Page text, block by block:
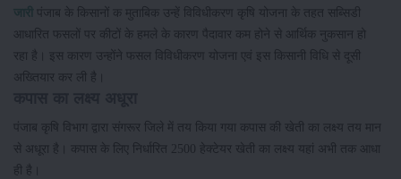
जारी
पंजाब के किसानों क मुताबिक उन्हें विविधीकरण कृषि योजना के तहत सब्सिडी
आधारित फसलों पर कीटों के हमले के कारण पैदावार कम होने से आर्थिक नुकसान हो
रहा है। इस कारण उन्होंने फसल विविधीकरण योजना एवं इस किसानी विधि से दूसी
अख्तियार कर ली है।
पंजाब कृषि विभाग द्वारा संगरूर जिले में तय किया गया कपास की खेती का लक्ष्य तय मान
से अधूरा है। कपास के लिए निर्धारित 2500 हेक्टेयर खेती का लक्ष्य यहां अभी तक आधा
ही है।